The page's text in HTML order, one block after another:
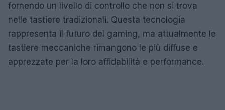
fornendo un livello di controllo che non si trova
nelle tastiere tradizionali. Questa tecnologia
rappresenta il futuro del gaming, ma attualmente le
tastiere meccaniche rimangono le più diffuse e
apprezzate per la loro affidabilità e performance.